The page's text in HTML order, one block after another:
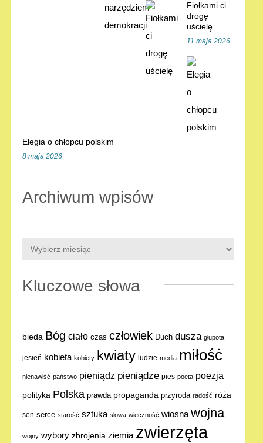
Fiołkami ci
drogę
uścielę
11 maja 2026
Elegia o chłopcu polskim
8 maja 2026
Archiwum wpisów
Kluczowe słowa
bieda Bóg ciało czas człowiek Duch dusza głupota
jesień kobieta kobiety kwiaty ludzie media miłośċ
nienawiść państwo pieniądz pieniądze pies poeta poezja
polityka Polska prawda propaganda przyroda radość róża
sen serce starość sztuka słowa wieczność wiosna wojna
wojny wybory zbrojenia ziemia zwierzęta